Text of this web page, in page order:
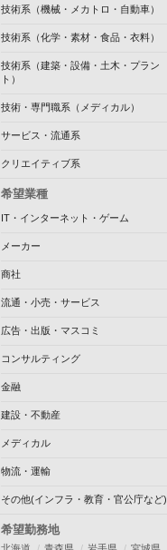
技術系（機械・メカトロ・自動車）
技術系（化学・素材・食品・衣料）
技術系（建築・設備・土木・プラン
ト）
技術・専門職系（メディカル）
サービス・流通系
クリエイティブ系
希望業種
IT・インターネット・ゲーム
メーカー
商社
流通・小売・サービス
広告・出版・マスコミ
コンサルティング
金融
建設・不動産
メディカル
物流・運輸
その他(インフラ・教育・官公庁など)
希望勤務地